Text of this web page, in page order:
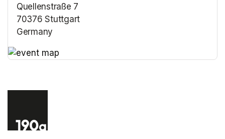
Quellenstraße 7
70376 Stuttgart
Germany